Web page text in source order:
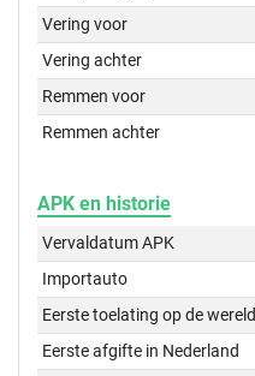
Vering voor
Vering achter
Remmen voor
Remmen achter
APK en historie
Vervaldatum APK
Importauto
Eerste toelating op de wereld
Eerste afgifte in Nederland